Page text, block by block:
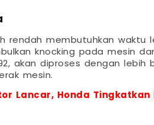
rendah membutuhkan waktu
knocking pada mesin
akan diproses dengan lebih
mesin.
Lancar, Honda Tingkatkan